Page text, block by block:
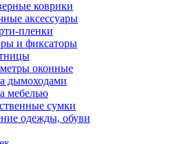
коврики
аксессуары
пленки
и фиксаторы
оконные
дымоходами
мебелью
сумки
одежды, обуви